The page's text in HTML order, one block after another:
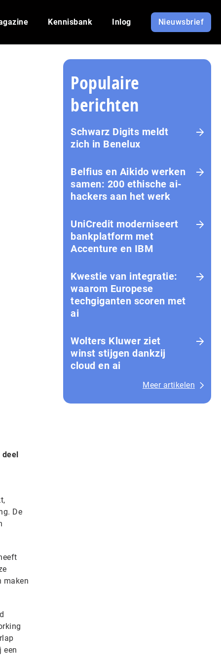
Kennisbank Inlog Nieuwsbrief
deel
De
maken
een
Populaire
berichten
Schwarz Digits meldt
zich in Benelux
Belfius en Aikido werken
samen: 200 ethische ai-
hackers aan het werk
UniCredit moderniseert
bankplatform met
Accenture en IBM
Kwestie van integratie:
waarom Europese
techgiganten scoren met
ai
Wolters Kluwer ziet
winst stijgen dankzij
cloud en ai
Meer artikelen